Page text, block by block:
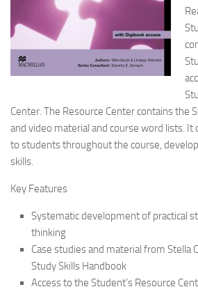
Center. The Resource Center contains the
and video material and course word lists.
to students throughout the course,
skills.
Key Features
Systematic development of practical
thinking
Case studies and material from Stella
Study Skills Handbook
Access to the Student’s Resource